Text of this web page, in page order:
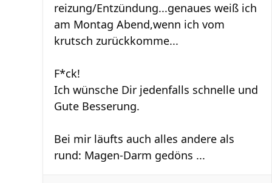
reizung/Entzündung...genaues weiß ich
am Montag Abend,wenn ich vom
krutsch zurückkomme...
F*ck!
Ich wünsche Dir jedenfalls schnelle und
Gute Besserung.
Bei mir läufts auch alles andere als
rund: Magen-Darm gedöns ...